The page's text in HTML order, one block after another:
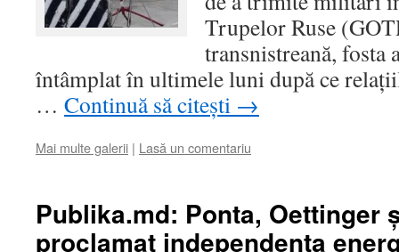
Trupelor Ruse
transnistreană, fosta
întâmplat în ultimele luni după ce
… Continuă să citești →
Mai multe galerii | Lasă un comentariu
Publika.md: Ponta, Oettinger
proclamat independenţa